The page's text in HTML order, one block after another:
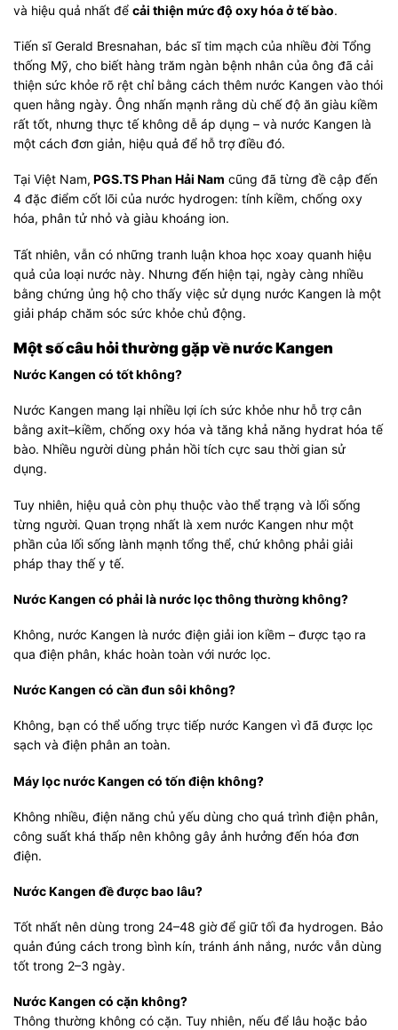
và hiệu quả nhất để cải thiện mức độ oxy hóa ở tế bào.
Tiến sĩ Gerald Bresnahan, bác sĩ tim mạch của nhiều đời Tổng
thống Mỹ, cho biết hàng trăm ngàn bệnh nhân của ông đã cải
thiện sức khỏe rõ rệt chỉ bằng cách thêm nước Kangen vào thói
quen hằng ngày. Ông nhấn mạnh rằng dù chế độ ăn giàu kiềm
rất tốt, nhưng thực tế không dễ áp dụng – và nước Kangen là
một cách đơn giản, hiệu quả để hỗ trợ điều đó.
Tại Việt Nam, PGS.TS Phan Hải Nam cũng đã từng đề cập đến
4 đặc điểm cốt lõi của nước hydrogen: tính kiềm, chống oxy
hóa, phân tử nhỏ và giàu khoáng ion.
Tất nhiên, vẫn có những tranh luận khoa học xoay quanh hiệu
quả của loại nước này. Nhưng đến hiện tại, ngày càng nhiều
bằng chứng ủng hộ cho thấy việc sử dụng nước Kangen là một
giải pháp chăm sóc sức khỏe chủ động.
Một số câu hỏi thường gặp về nước Kangen
Nước Kangen có tốt không?
Nước Kangen mang lại nhiều lợi ích sức khỏe như hỗ trợ cân
bằng axit–kiềm, chống oxy hóa và tăng khả năng hydrat hóa tế
bào. Nhiều người dùng phản hồi tích cực sau thời gian sử
dụng.
Tuy nhiên, hiệu quả còn phụ thuộc vào thể trạng và lối sống
từng người. Quan trọng nhất là xem nước Kangen như một
phần của lối sống lành mạnh tổng thể, chứ không phải giải
pháp thay thế y tế.
Nước Kangen có phải là nước lọc thông thường không?
Không, nước Kangen là nước điện giải ion kiềm – được tạo ra
qua điện phân, khác hoàn toàn với nước lọc.
Nước Kangen có cần đun sôi không?
Không, bạn có thể uống trực tiếp nước Kangen vì đã được lọc
sạch và điện phân an toàn.
Máy lọc nước Kangen có tốn điện không?
Không nhiều, điện năng chủ yếu dùng cho quá trình điện phân,
công suất khá thấp nên không gây ảnh hưởng đến hóa đơn
điện.
Nước Kangen đề được bao lâu?
Tốt nhất nên dùng trong 24–48 giờ để giữ tối đa hydrogen. Bảo
quản đúng cách trong bình kín, tránh ánh nắng, nước vẫn dùng
tốt trong 2–3 ngày.
Nước Kangen có cặn không?
Thông thường không có cặn. Tuy nhiên, nếu để lâu hoặc bảo